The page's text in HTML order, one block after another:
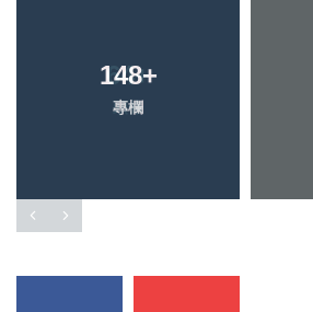
148+
專欄